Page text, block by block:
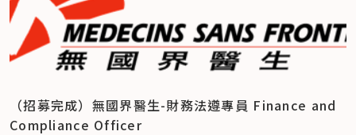
（招募完成）無國界醫生-財務法遵專員 Finance and
Compliance Officer